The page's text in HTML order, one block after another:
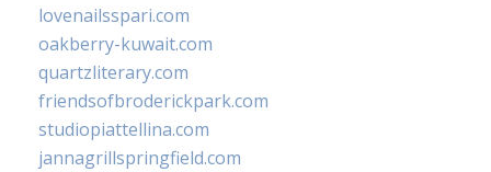
lovenailsspari.com
oakberry-kuwait.com
quartzliterary.com
friendsofbroderickpark.com
studiopiattellina.com
jannagrillspringfield.com